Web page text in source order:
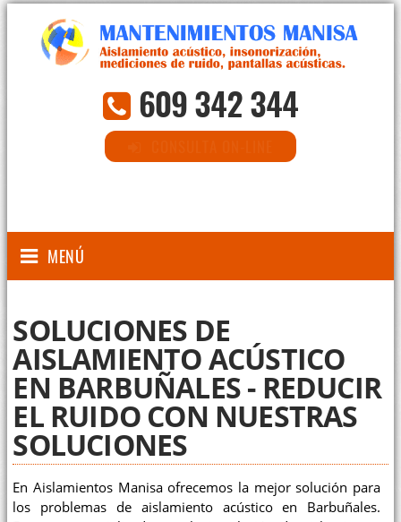
609 342 344
MENÚ
SOLUCIONES DE
AISLAMIENTO ACÚSTICO
EN BARBUÑALES - REDUCIR
EL RUIDO CON NUESTRAS
SOLUCIONES
En Aislamientos Manisa ofrecemos la mejor solución para
los problemas de aislamiento acústico en Barbuñales.